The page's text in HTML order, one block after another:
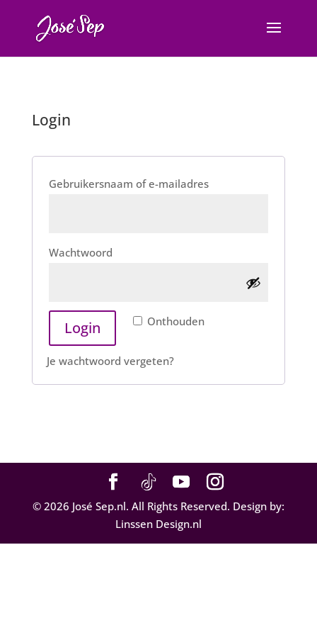
Login
Gebruikersnaam of e-mailadres
Wachtwoord
Onthouden
Login
Je wachtwoord vergeten?
© 2026 José Sep.nl. All Rights Reserved. Design by:
Linssen Design.nl